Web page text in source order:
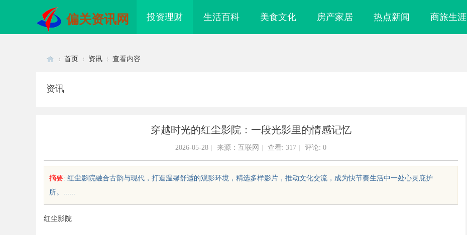
偏关资讯网 投资理财 生活百科 美食文化 房产家居 热点新闻 商旅生涯
首页 资讯 查看内容
资讯
穿越时光的红尘影院：一段光影里的情感记忆
2026-05-28 来源：互联网 查看: 317 评论: 0
摘要: 红尘影院融合古韵与现代，打造温馨舒适的观影环境，精选多样影片，推动文化交流，成为快节奏生活中一处心灵庇护
所。......
红尘影院
眼镜 上海配眼镜